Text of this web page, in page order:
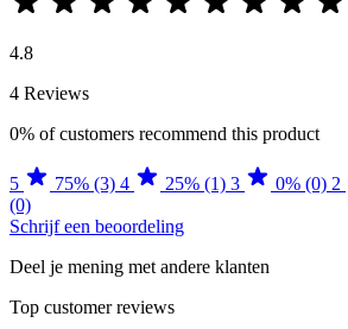
4.8
4 Reviews
0% of customers recommend this product
5 75% (3) 4 25% (1) 3 0% (0) 2
(0)
Schrijf een beoordeling
Deel je mening met andere klanten
Top customer reviews